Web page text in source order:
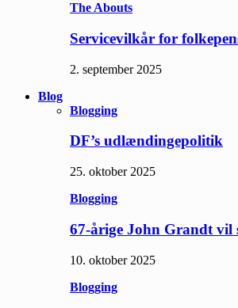
The Abouts
Servicevilkår for
2. september 2025
Blog
Blogging
DF’s udlændingepolitik
25. oktober 2025
Blogging
67-årige John Grandt vil
10. oktober 2025
Blogging